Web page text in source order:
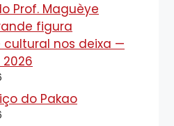
Prof. Maguèye
figura
cultural nos deixa —
do Pakao